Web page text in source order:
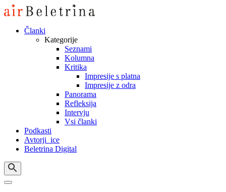
Skip
to
content
Članki
Kategorije
Seznami
Kolumna
Kritika
Impresije s platna
Impresije z odra
Panorama
Refleksija
Intervju
Vsi članki
Podkasti
Avtorji_ice
Beletrina Digital